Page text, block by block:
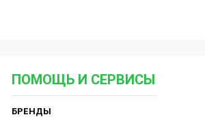
ПОМОЩЬ И СЕРВИСЫ
БРЕНДЫ